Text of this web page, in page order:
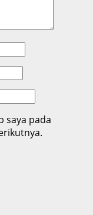
saya pada